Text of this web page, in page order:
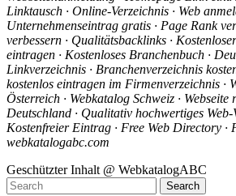
Linktausch · Online-Verzeichnis · Web
Unternehmenseintrag gratis · Page Rank
verbessern · Qualitätsbacklinks ·
eintragen · Kostenloses Branchenbuch ·
Linkverzeichnis · Branchenverzeichnis
kostenlos eintragen im Firmenverzeichnis ·
Österreich · Webkatalog Schweiz · Webseite
Deutschland · Qualitativ hochwertiges Web-
Kostenfreier Eintrag · Free Web Directory ·
webkatalogabc.com
Geschützter Inhalt @ WebkatalogABC